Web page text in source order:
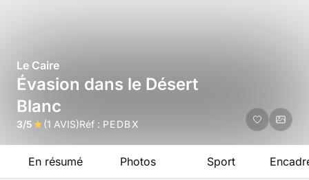
Le Caire
Évasion dans le Désert
Blanc
3/5 (1 AVIS)Réf : PEDBX
En résumé Photos Sport